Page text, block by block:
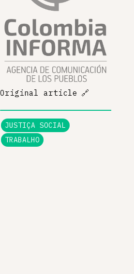
Original article 🔗
JUSTIÇA SOCIAL
TRABALHO